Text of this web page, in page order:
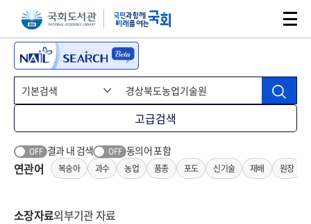
본문 바로가기주메뉴 바로가기
고급검색
OFF 결과 내 검색 OFF 동의어 포함
연관어 복숭아 과수 농업 품종 포도 신기술 재배 원장
소장자료외부기관 자료